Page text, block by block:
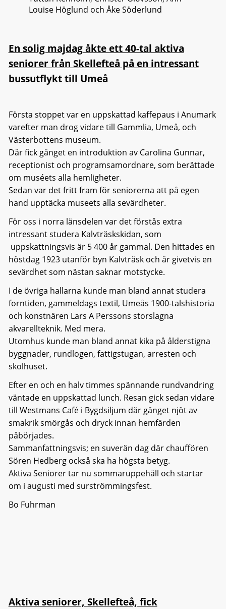
Louise Höglund och Åke Söderlund
En solig majdag åkte ett 40-tal aktiva
seniorer från Skellefteå på en intressant
bussutflykt till Umeå
Första stoppet var en uppskattad kaffepaus i Anumark
varefter man drog vidare till Gammlia, Umeå, och
Västerbottens museum.
Där fick gänget en introduktion av Carolina Gunnar,
receptionist och programsamordnare, som berättade
om muséets alla hemligheter.
Sedan var det fritt fram för seniorerna att på egen
hand upptäcka museets alla sevärdheter.
För oss i norra länsdelen var det förstås extra
intressant studera Kalvträskskidan, som
uppskattningsvis är 5 400 år gammal. Den hittades en
höstdag 1923 utanför byn Kalvträsk och är givetvis en
sevärdhet som nästan saknar motstycke.
I de övriga hallarna kunde man bland annat studera
forntiden, gammeldags textil, Umeås 1900-talshistoria
och konstnären Lars A Perssons storslagna
akvarellteknik. Med mera.
Utomhus kunde man bland annat kika på ålderstigna
byggnader, rundlogen, fattigstugan, arresten och
skolhuset.
Efter en och en halv timmes spännande rundvandring
väntade en uppskattad lunch. Resan gick sedan vidare
till Westmans Café i Bygdsiljum där gänget njöt av
smakrik smörgås och dryck innan hemfärden
påbörjades.
Sammanfattningsvis; en suverän dag där chauffören
Sören Hedberg också ska ha högsta betyg.
Aktiva Seniorer tar nu sommaruppehåll och startar
om i augusti med surströmmingsfest.
Bo Fuhrman
Aktiva seniorer, Skellefteå, fick